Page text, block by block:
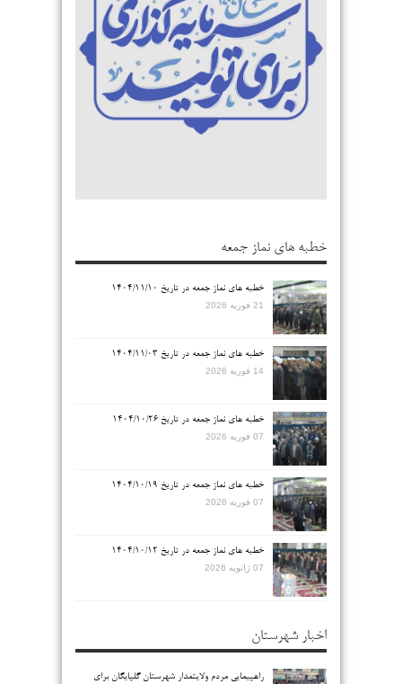
خطبه های نماز جمعه
خطبه های نماز جمعه در تاریخ ۱۴۰۴/۱۱/۱۰
21 فوریه 2026
خطبه های نماز جمعه در تاریخ ۱۴۰۴/۱۱/۰۳
14 فوریه 2026
خطبه های نماز جمعه در تاریخ ۱۴۰۴/۱۰/۲۶
07 فوریه 2026
خطبه های نماز جمعه در تاریخ ۱۴۰۴/۱۰/۱۹
07 فوریه 2026
خطبه های نماز جمعه در تاریخ ۱۴۰۴/۱۰/۱۲
07 ژانویه 2026
اخبار شهرستان
راهپیمایی مردم ولایتمدار شهرستان گلپایگان برای